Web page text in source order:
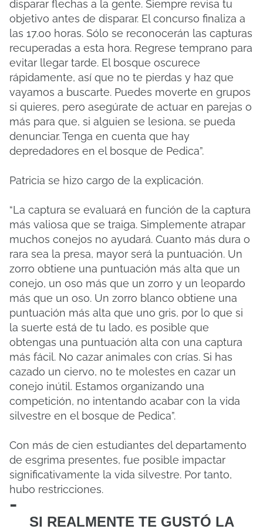
disparar flechas a la gente. Siempre revisa tu
objetivo antes de disparar. El concurso finaliza a
las 17.00 horas. Sólo se reconocerán las capturas
recuperadas a esta hora. Regrese temprano para
evitar llegar tarde. El bosque oscurece
rápidamente, así que no te pierdas y haz que
vayamos a buscarte. Puedes moverte en grupos
si quieres, pero asegúrate de actuar en parejas o
más para que, si alguien se lesiona, se pueda
denunciar. Tenga en cuenta que hay
depredadores en el bosque de Pedica”.
Patricia se hizo cargo de la explicación.
“La captura se evaluará en función de la captura
más valiosa que se traiga. Simplemente atrapar
muchos conejos no ayudará. Cuanto más dura o
rara sea la presa, mayor será la puntuación. Un
zorro obtiene una puntuación más alta que un
conejo, un oso más que un zorro y un leopardo
más que un oso. Un zorro blanco obtiene una
puntuación más alta que uno gris, por lo que si
la suerte está de tu lado, es posible que
obtengas una puntuación alta con una captura
más fácil. No cazar animales con crías. Si has
cazado un ciervo, no te molestes en cazar un
conejo inútil. Estamos organizando una
competición, no intentando acabar con la vida
silvestre en el bosque de Pedica”.
Con más de cien estudiantes del departamento
de esgrima presentes, fue posible impactar
significativamente la vida silvestre. Por tanto,
hubo restricciones.
-
SI REALMENTE TE GUSTÓ LA